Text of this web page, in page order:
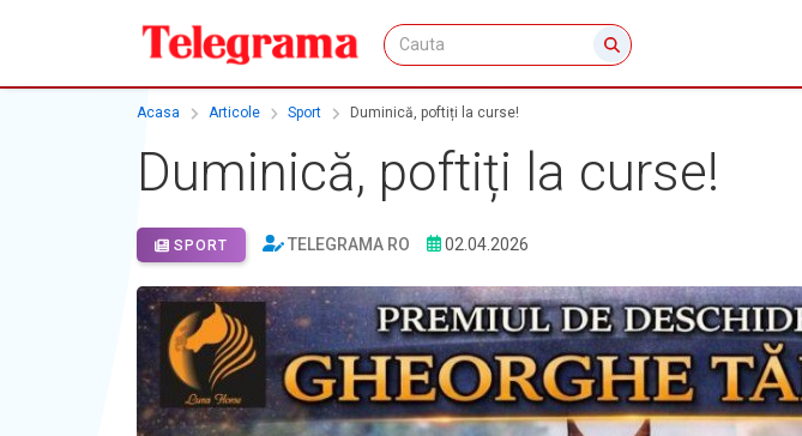
Acasa Articole Sport Duminică, poftiți la curse!
Duminică, poftiți la curse!
SPORT TELEGRAMA RO 02.04.2026